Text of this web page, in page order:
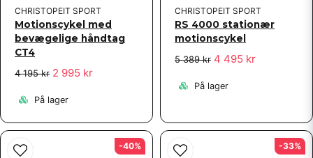
CHRISTOPEIT SPORT
Motionscykel med
bevægelige håndtag
CT4
4 195 kr 2 995 kr
På lager
CHRISTOPEIT SPORT
RS 4000 stationær
motionscykel
5 389 kr 4 495 kr
På lager
-40% -33%